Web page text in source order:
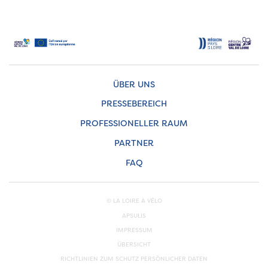
ÜBER UNS
PRESSEBEREICH
PROFESSIONELLER RAUM
PARTNER
FAQ
© LA LOIRE À VÉLO
APSULIS
IMPRESSUM
ÜBERSICHT
RICHTLINIEN ZUM SCHUTZ PERSÖNLICHER DATEN